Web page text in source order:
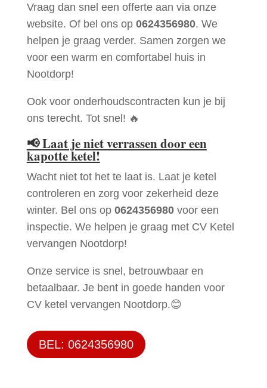
Vraag dan snel een offerte aan via onze
website. Of bel ons op 0624356980. We
helpen je graag verder. Samen zorgen we
voor een warm en comfortabel huis in
Nootdorp!
Ook voor onderhoudscontracten kun je bij
ons terecht. Tot snel! 🔥
📢Laat je niet verrassen door een
kapotte ketel!
Wacht niet tot het te laat is. Laat je ketel
controleren en zorg voor zekerheid deze
winter. Bel ons op 0624356980voor een
inspectie. We helpen je graag met CV Ketel
vervangen Nootdorp!
Onze service is snel, betrouwbaar en
betaalbaar. Je bent in goede handen voor
CV ketel vervangen Nootdorp.😊
BEL: 0624356980